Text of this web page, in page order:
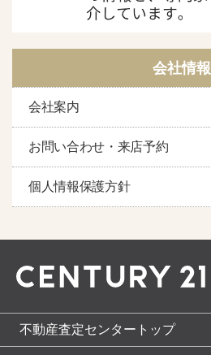
会社情報
会社案内
お問い合わせ・来店予約
個人情報保護方針
不動産査定センタートップ